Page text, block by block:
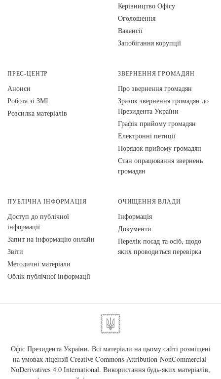
Керівництво Офісу
Оголошення
Вакансії
Запобігання корупції
ПРЕС-ЦЕНТР
Анонси
Робота зі ЗМІ
Розсилка матеріалів
ЗВЕРНЕННЯ ГРОМАДЯН
Про звернення громадян
Зразок звернення громадян до
Президента України
Графік прийому громадян
Електронні петиції
Порядок прийому громадян
Стан опрацювання звернень
громадян
ПУБЛІЧНА ІНФОРМАЦІЯ
Доступ до публічної
інформації
Запит на інформацію онлайн
Звіти
Методичні матеріали
Облік публічної інформації
ОЧИЩЕННЯ ВЛАДИ
Інформація
Документи
Перелік посад та осіб, щодо
яких проводиться перевірка
Офіс Президента України. Всі матеріали на цьому сайті розміщені
на умовах ліцензії Creative Commons Attribution-NonCommercial-
NoDerivatives 4.0 International. Використання будь-яких матеріалів,